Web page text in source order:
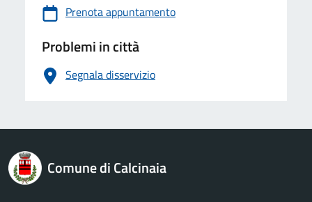
Prenota appuntamento
Problemi in città
Segnala disservizio
logo Unione Europea
Comune di Calcinaia